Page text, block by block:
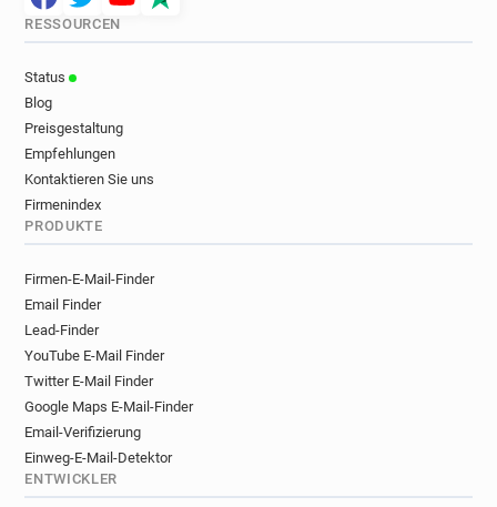
RESSOURCEN
Status
Blog
Preisgestaltung
Empfehlungen
Kontaktieren Sie uns
Firmenindex
PRODUKTE
Firmen-E-Mail-Finder
Email Finder
Lead-Finder
YouTube E-Mail Finder
Twitter E-Mail Finder
Google Maps E-Mail-Finder
Email-Verifizierung
Einweg-E-Mail-Detektor
ENTWICKLER